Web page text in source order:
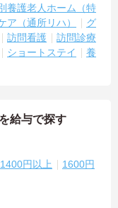
養護老人ホーム（特
ア（通所リハ）
グ
訪問看護
訪問診療
ショートステイ
養
給与で探す
1400円以上
1600円